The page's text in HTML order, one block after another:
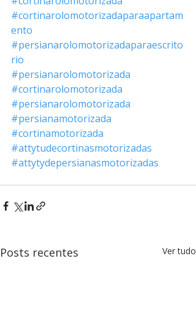
#cortinarolomotorizadaparaapartam
ento
#persianarolomotorizadaparaescrito
rio
#persianarolomotorizada
#cortinarolomotorizada
#persianarolomotorizada
#persianamotorizada
#cortinamotorizada
#attytudecortinasmotorizadas
#attytydepersianasmotorizadas
Posts recentes Ver tudo